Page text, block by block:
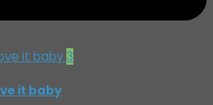
3
it baby